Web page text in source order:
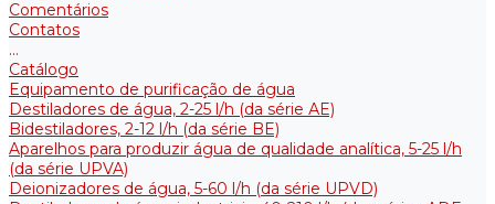
Comentários
Contatos
...
Catálogo
Equipamento de purificação de água
Destiladores de água, 2-25 l/h (da série АE)
Bidestiladores, 2-12 l/h (da série BE)
Aparelhos para produzir água de qualidade analítica, 5-25 l/h
(da série UPVA)
Deionizadores de água, 5-60 l/h (da série UPVD)